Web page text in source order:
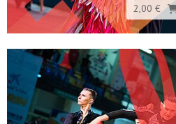
2,00 €